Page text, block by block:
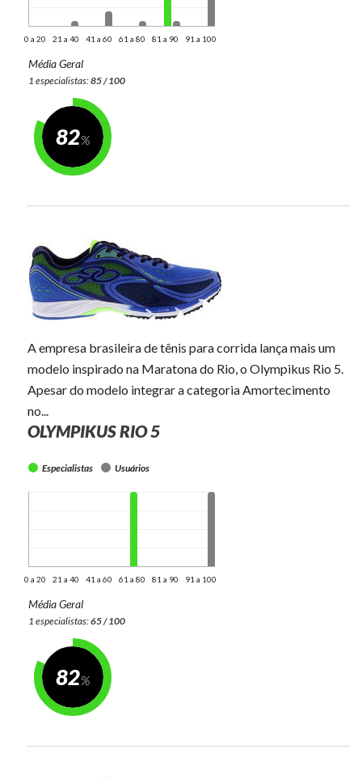
0 a 20 21 a 40 41 a 60 61 a 80 81 a 90 91 a 100
Média Geral
1 especialistas:85 / 100
82
A empresa brasileira de tênis para corrida lança mais um
modelo inspirado na Maratona do Rio, o Olympikus Rio 5.
Apesar do modelo integrar a categoria Amortecimento
no...
OLYMPIKUS RIO 5
Especialistas Usuários
0 a 20 21 a 40 41 a 60 61 a 80 81 a 90 91 a 100
Média Geral
1 especialistas:65 / 100
82